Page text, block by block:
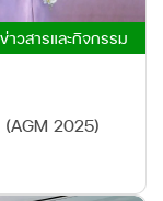
ข่าวสารและกิจกรรม
2025)